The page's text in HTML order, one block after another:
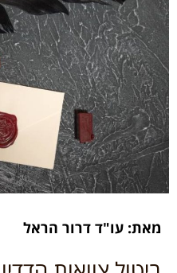
מאת: עו"ד דרור הראל